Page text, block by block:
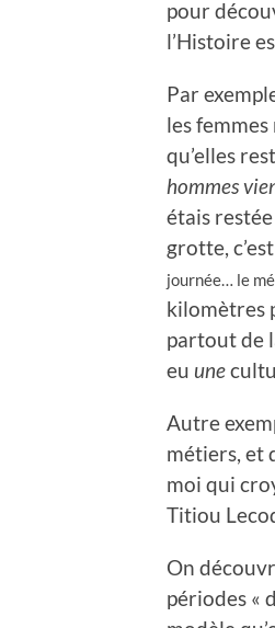
pour
l’Histoire
Par
les
qu’elles
hommes
étais
grotte,
journée… le
kilomètres
partout de
eu une
Autre
métiers, et
moi qui
Titiou
On
périodes «